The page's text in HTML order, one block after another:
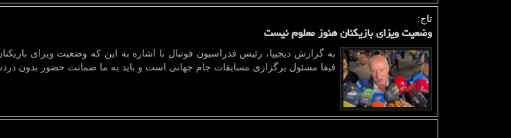
تاج:
وضعیت ویزای بازیکنان هنوز معلوم نیست
به گزارش دیجیپا، رئیس فدراسیون فوتبال با اشاره به این که وضعیت ویزای
فیفا مسئول برگزاری مسابقات جام جهانی است و باید به ما ضمانت حضور بدون دردسر